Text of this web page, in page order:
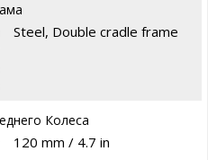
Steel, Double cradle frame
Колеса
120 mm / 4.7 in